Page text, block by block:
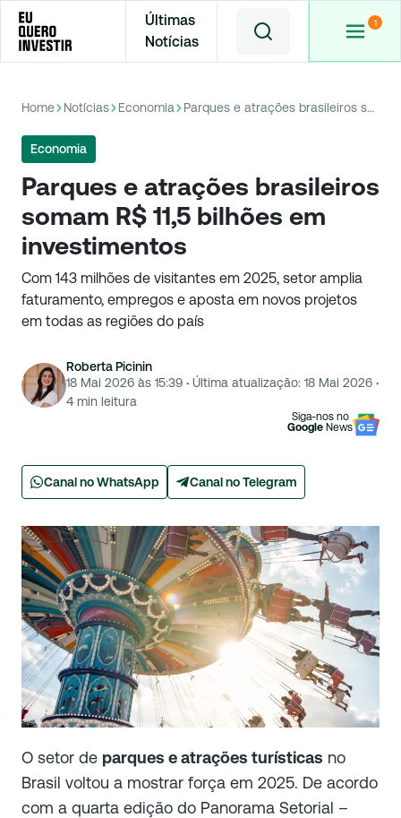
Últimas
Notícias
Home Notícias Economia Parques e atrações brasileiros somam R$ 11,5 bilhões em investimentos
Economia
Parques e atrações brasileiros
somam R$ 11,5 bilhões em
investimentos
Com 143 milhões de visitantes em 2025, setor amplia
faturamento, empregos e aposta em novos projetos
em todas as regiões do país
Roberta Picinin
18 Mai 2026 às 15:39 · Última atualização: 18 Mai 2026 ·
4min leitura
Siga-nos no
Google News
Canal no WhatsApp Canal no Telegram
O setor de parques e atrações turísticas no
Brasil voltou a mostrar força em 2025. De acordo
com a quarta edição do Panorama Setorial –